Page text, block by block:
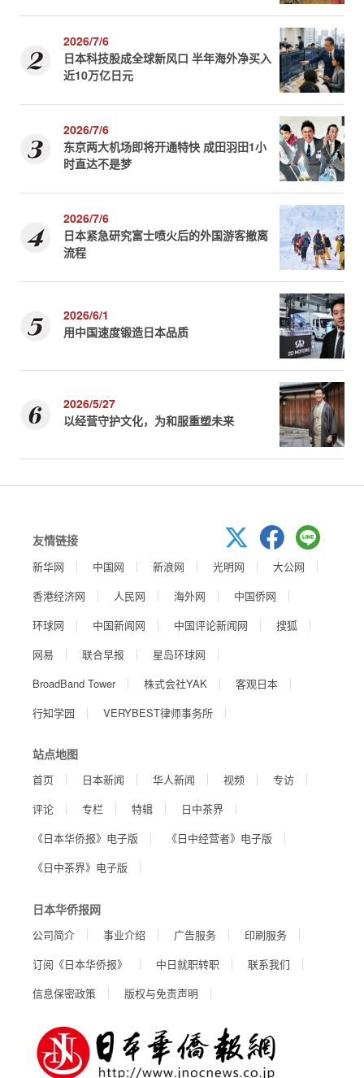
2026/7/6
日本科技股成全球新风口 半年海外净买入
近10万亿日元
2026/7/6
东京两大机场即将开通特快 成田羽田1小
时直达不是梦
2026/7/6
日本紧急研究富士喷火后的外国游客撤离
流程
2026/6/1
用中国速度锻造日本品质
2026/5/27
以经营守护文化，为和服重塑未来
友情链接
新华网 中国网 新浪网 光明网
大公网
香港经济网
人民网 海外网
中国侨网
环球网
中国新闻网 中国评论新闻网
搜狐
网易
联合早报
星岛环球网
BroadBand Tower
株式会社YAK
客观日本
行知学园
VERYBEST律师事务所
站点地图
首页 日本新闻 华人新闻 视频
专访
评论
专栏 特辑
日中茶界
《日本华侨报》电子版
《日中经营者》电子版
《日中茶界》电子版
日本华侨报网
公司简介 事业介绍 广告服务
印刷服务
订阅《日本华侨报》
中日就职转职
联系我们
信息保密政策
版权与免责声明